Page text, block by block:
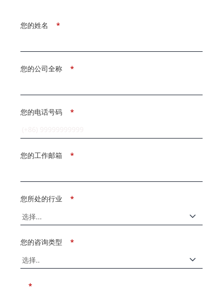
*
您的姓名
*
您的公司全称
*
您的电话号码
*
您的工作邮箱
*
您所处的行业
*
您的咨询类型
*